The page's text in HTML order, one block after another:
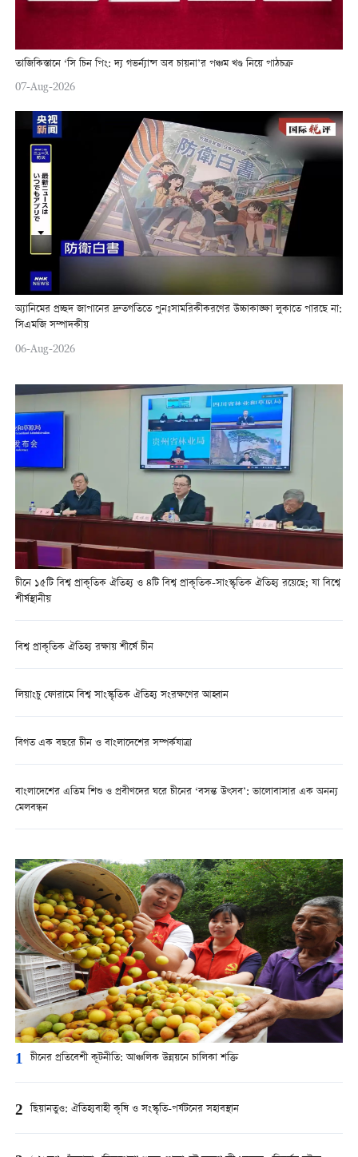
তাজিকিস্তানে ‘সি চিন পিং: দ্য গভর্ন্যান্স অব চায়না’র পঞ্চম খণ্ড নিয়ে পাঠচক্র
07-Aug-2026
অ্যানিমের প্রচ্ছদ জাপানের দ্রুতগতিতে পুনঃসামরিকীকরণের উচ্চাকাঙ্ক্ষা লুকাতে পারছে না:
সিএমজি সম্পাদকীয়
06-Aug-2026
চীনে ১৫টি বিশ্ব প্রাকৃতিক ঐতিহ্য ও ৪টি বিশ্ব প্রাকৃতিক-সাংস্কৃতিক ঐতিহ্য রয়েছে; যা বিশ্বে
শীর্ষস্থানীয়
বিশ্ব প্রাকৃতিক ঐতিহ্য রক্ষায় শীর্ষে চীন
লিয়াংচু ফোরামে বিশ্ব সাংস্কৃতিক ঐতিহ্য সংরক্ষণের আহ্বান
বিগত এক বছরে চীন ও বাংলাদেশের সম্পর্কযাত্রা
বাংলাদেশের এতিম শিশু ও প্রবীণদের ঘরে চীনের ‘বসন্ত উৎসব’: ভালোবাসার এক অনন্য
মেলবন্ধন
1 চীনের প্রতিবেশী কূটনীতি: আঞ্চলিক উন্নয়নে চালিকা শক্তি
2 ছিয়ানতুও: ঐতিহ্যবাহী কৃষি ও সংস্কৃতি-পর্যটনের সহাবস্থান